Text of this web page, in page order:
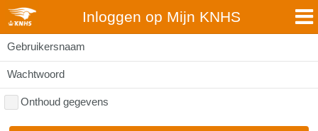
Inloggen op Mijn KNHS
Gebruikersnaam
Wachtwoord
Onthoud gegevens